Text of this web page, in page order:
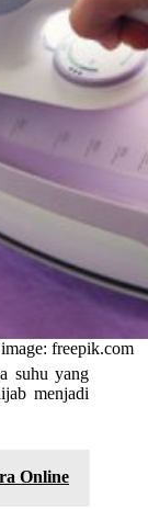
image: freepik.com
suhu yang
menjadi
Online